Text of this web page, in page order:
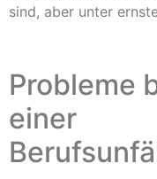
sind, aber unter
Probleme
einer